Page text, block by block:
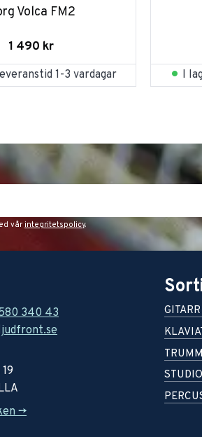
Volca FM2
1 490 kr
1-3 vardagar I
vår integritetspolicy.
340 43
->